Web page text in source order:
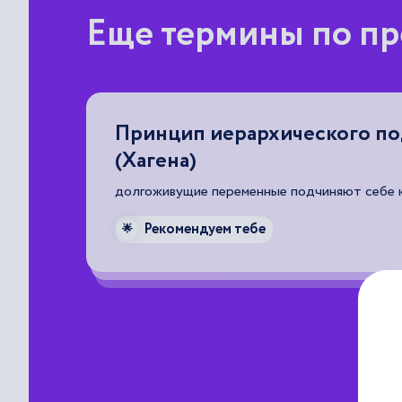
Еще термины по
Принцип иерархического
(Хагена)
долгоживущие переменные подчиняют себе
🌟 Рекомендуем тебе